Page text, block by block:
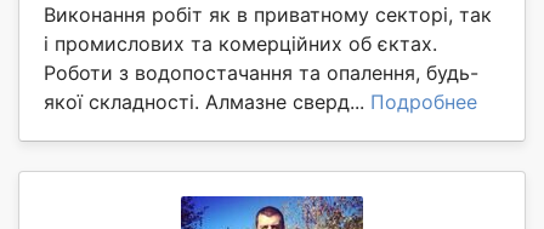
Виконання робіт як в приватному секторі, так
і промислових та комерційних об єктах.
Роботи з водопостачання та опалення, будь-
якої складності. Алмазне сверд... Подробнее